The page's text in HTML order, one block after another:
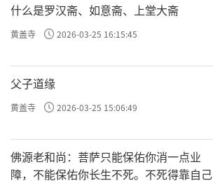
什么是罗汉斋、如意斋、上堂大斋
黄盖寺 2026-03-25 16:15:45
父子道缘
黄盖寺 2026-03-25 15:06:49
佛源老和尚：菩萨只能保佑你消一点业
障，不能保佑你长生不死。不死得靠自己